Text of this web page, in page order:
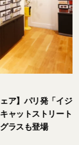
【おしゃれな大人
ピジ」が国内初の
にオープン。日本